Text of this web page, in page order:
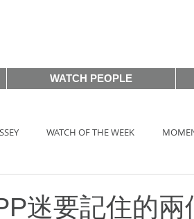
WATCH PEOPLE
WATCH OF THE WEEK
迷要記住的兩